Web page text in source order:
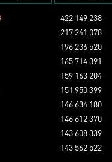
422 149 238
217 241 078
196 236 520
165 714 391
159 163 204
151 950 399
146 634 180
146 612 370
143 608 339
143 562 522